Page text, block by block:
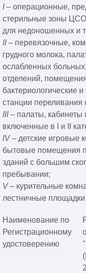
I– операционные,
стерильные зоны
для недоношенных и
II– перевязочные,
грудного молока,
ослабленных
отделений,
бактериологические
станции переливания
III– палаты,
включенные в I и II
IV– детские игровые
бытовые помещения
зданий с большим
пребывании;
V– курительные
лестничные
Наименование по
Регистрационному
удостоверению